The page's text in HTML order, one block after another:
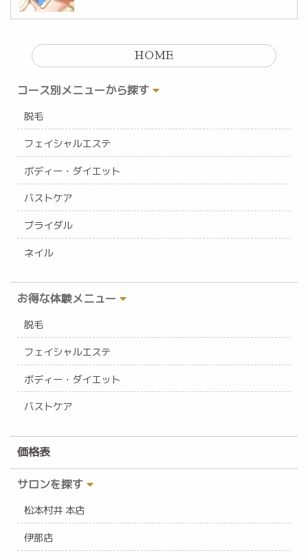
HOME
コース別メニューから探す
脱毛
フェイシャルエステ
ボディー・ダイエット
バストケア
ブライダル
ネイル
お得な体験メニュー
脱毛
フェイシャルエステ
ボディー・ダイエット
バストケア
価格表
サロンを探す
松本村井 本店
伊那店